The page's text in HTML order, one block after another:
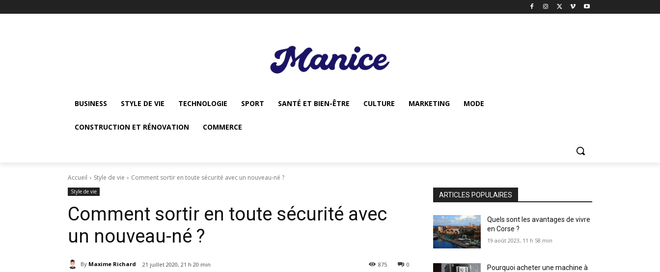
BUSINESS STYLE DE VIE TECHNOLOGIE SPORT SANTÉ ET BIEN-ÊTRE CULTURE MARKETING MODE
CONSTRUCTION ET RÉNOVATION COMMERCE
Accueil Style de vie Comment sortir en toute sécurité avec un nouveau-né ?
Style de vie
Comment sortir en toute sécurité avec
un nouveau-né ?
By Maxime Richard 21 juillet 2020, 21 h 20 min 0
875
ARTICLES POPULAIRES
Quels sont les avantages de vivre
en Corse ?
19 août 2023, 11 h 58 min
Pourquoi acheter une machine à